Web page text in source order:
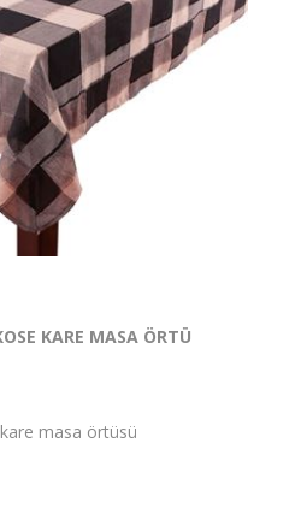
KARE MASA ÖRTÜ
masa örtüsü